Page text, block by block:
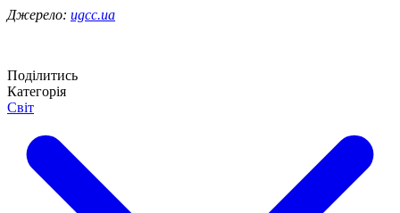
Джерело: ugcc.ua
Поділитись
Категорія
Світ